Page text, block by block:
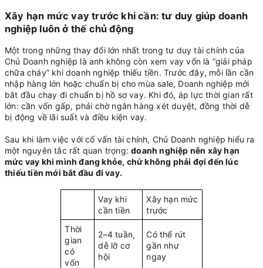
Xây hạn mức vay trước khi cần: tư duy giúp doanh
nghiệp luôn ở thế chủ động
Một trong những thay đổi lớn nhất trong tư duy tài chính của
Chủ Doanh nghiệp là anh không còn xem vay vốn là “giải pháp
chữa cháy” khi doanh nghiệp thiếu tiền. Trước đây, mỗi lần cần
nhập hàng lớn hoặc chuẩn bị cho mùa sale, Doanh nghiệp mới
bắt đầu chạy đi chuẩn bị hồ sơ vay. Khi đó, áp lực thời gian rất
lớn: cần vốn gấp, phải chờ ngân hàng xét duyệt, đồng thời dễ
bị động về lãi suất và điều kiện vay.
Sau khi làm việc với cố vấn tài chính, Chủ Doanh nghiệp hiểu ra
một nguyên tắc rất quan trọng:doanh nghiệp nên xây hạn
mức vay khi mình đang khỏe, chứ không phải đợi đến lúc
thiếu tiền mới bắt đầu đi vay.
Vay khi
cần tiền
Xây hạn mức
trước
Thời
gian
có
vốn
2–4 tuần,
dễ lỡ cơ
hội
Có thể rút
gần như
ngay